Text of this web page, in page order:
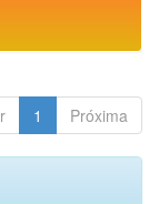
1 Próxima